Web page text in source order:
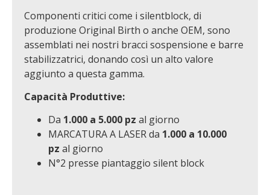
Componenti critici come i silentblock, di
produzione Original Birth o anche OEM, sono
assemblati nei nostri bracci sospensione e barre
stabilizzatrici, donando così un alto valore
aggiunto a questa gamma.
Capacità Produttive:
Da 1.000 a 5.000 pz al giorno
MARCATURA A LASER da 1.000 a 10.000
pz al giorno
N°2 presse piantaggio silent block